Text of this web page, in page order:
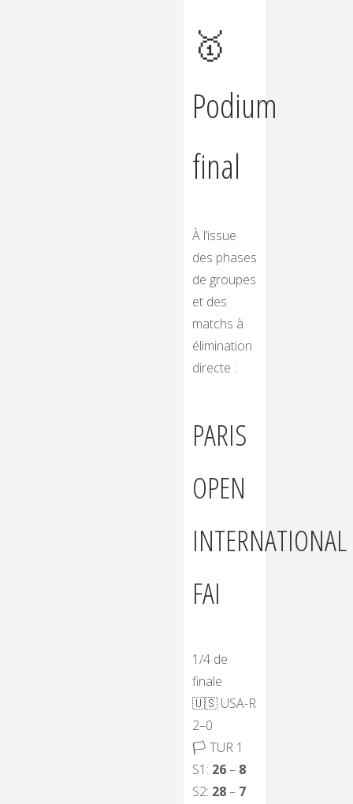
🥇
Podium
final
À l’issue
des phases
de groupes
et des
matchs à
élimination
directe :
PARIS
OPEN
INTERNATIONAL
FAI
1/4 de
finale
🇺🇸 USA-R
2–0
🏳 TUR 1
S1: 26– 8
S2: 28– 7